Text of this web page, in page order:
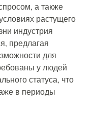
а также
растущего
индустрия
предлагая
для
у людей
статуса, что
в периоды